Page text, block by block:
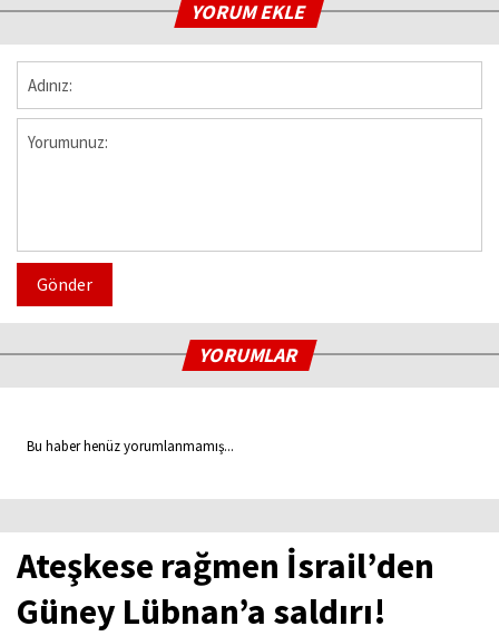
YORUM EKLE
Gönder
YORUMLAR
Bu haber henüz yorumlanmamış...
Ateşkese rağmen İsrail’den
Güney Lübnan’a saldırı!